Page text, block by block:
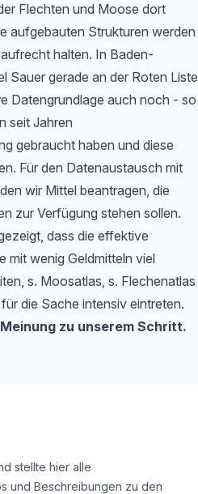
Flechten und Moose dort
aufgebauten Strukturen werden
halten. In Baden-
Sauer gerade an der Roten Liste
Datengrundlage auch noch - so
seit Jahren
gebraucht haben und diese
Für den Datenaustausch mit
wir Mittel beantragen, die
zur Verfügung stehen sollen.
dass die effektive
mit wenig Geldmitteln viel
s. Moosatlas, s. Flechenatlas
die Sache intensiv eintreten.
zu unserem Schritt.
stellte hier alle
und Beschreibungen zu den